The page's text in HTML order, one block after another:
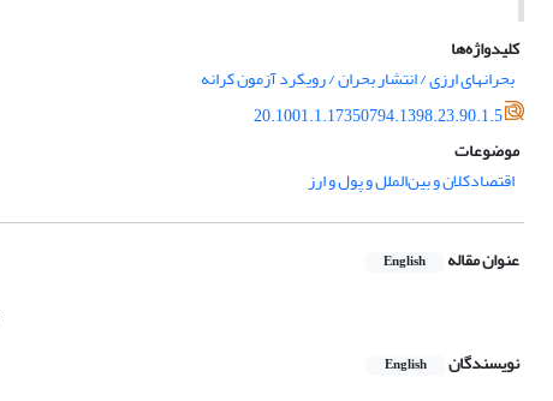
کلیدواژه‌ها
بحرانهای ارزی / انتشار بحران / رویکرد آزمون کرانه
20.1001.1.17350794.1398.23.90.1.5
موضوعات
اقتصادکلان و بین‌الملل و پول و ارز
عنوان مقاله English
نویسندگان English